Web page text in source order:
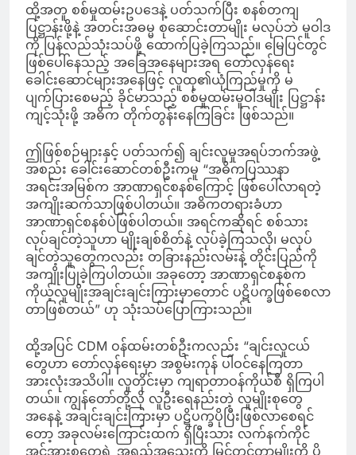
ထို့အတူ စစ်မှုထမ်းဥပဒေနဲ့ ပတ်သက်ပြီး စနစ်တကျ
ပြဋ္ဌာန်းဖို့နဲ့ အတင်းအဓမ္မ စုဆောင်းတာမျိုး မလုပ်ဘဲ မူဝါဒ
ကို ပြန်လည်သုံးသပ်ဖို့ ထောက်ပြခဲ့ကြသည်။ မြေပြင်တွင်
ဖြစ်ပေါ်နေသည့် အခြေအနေများအရ တော်လှန်ရေး
ခေါင်းဆောင်များအနေဖြင့် လူထု၏ယုံကြည်မှုကို မ
ပျက်ပြားစေမည့် ခိုင်မာသည့် စစ်မှုထမ်းမူဝါဒမျိုး ပြဋ္ဌာန်း
ကျင့်သုံးဖို့ အဓိက တိုက်တွန်းနေကြခြင်း ဖြစ်သည်။
ဤဖြစ်စဉ်များနှင့် ပတ်သက်၍ ချင်းလူမှုအရပ်ဘက်အဖွဲ့
အစည်း ခေါင်းဆောင်တစ်ဦးကမူ “အဓိကပြဿနာ
အရင်းအမြစ်က အာဏာရှင်စနစ်ကြောင့် ဖြစ်ပေါ်လာရတဲ့
အကျိုးဆက်သာဖြစ်ပါတယ်။ အဓိကတရားခံဟာ
အာဏာရှင်စနစ်ပဲဖြစ်ပါတယ်။ အရင်ကဆိုရင် စစ်သား
လုပ်ချင်တဲ့သူဟာ မျိုးချစ်စိတ်နဲ့ လုပ်ခဲ့ကြသလို၊ မလုပ်
ချင်တဲ့သူတွေကလည်း တခြားနည်းလမ်းနဲ့ တိုင်းပြည်ကို
အကျိုးပြုခဲ့ကြပါတယ်။ အခုတော့ အာဏာရှင်စနစ်က
ကိုယ့်လူမျိုးအချင်းချင်းကြားမှာတောင် ပဋိပက္ခဖြစ်စေလာ
တာဖြစ်တယ်” ဟု သုံးသပ်ပြောကြားသည်။
ထို့အပြင် CDM ဝန်ထမ်းတစ်ဦးကလည်း “ချင်းလူငယ်
တွေဟာ တော်လှန်ရေးမှာ အစွမ်းကုန် ပါဝင်နေကြတာ
အားလုံးအသိပါ။ လူတိုင်းမှာ ကျရာတာဝန်ကိုယ်စီ ရှိကြပါ
တယ်။ ကျွန်တော်တို့လို လူဦးရေနည်းတဲ့ လူမျိုးစုတွေ
အနေနဲ့ အချင်းချင်းကြားမှာ ပဋိပက္ခပိုပြီးဖြစ်လာစေရင်
တော့ အခုလမ်းကြောင်းထက် ရှိပြီးသား လက်နက်ကိုင်
အင်အားစုတွေရဲ့ အရည်အသွေးကို မြှင့်တင်တာမျိုးကို ပို